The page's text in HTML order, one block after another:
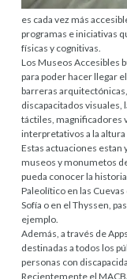
es cada vez más
programas e iniciativas
físicas y cognitivas.
Los Museos Accesibles
para poder hacer llegar
barreras
discapacitados visuales,
táctiles, magnificadores
interpretativos a la
Estas actuaciones estan
museos y monumetos
pueda conocer la
Paleolítico en las
Sofía o en el Thyssen,
ejemplo.
Además, a través de
destinadas a todos los
personas con
Recientemente el